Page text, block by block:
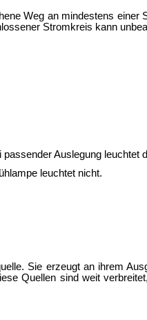
Weg an mindestens
Stromkreis kann
Auslegung
leuchtet nicht.
Sie erzeugt an ihrem
Quellen sind weit